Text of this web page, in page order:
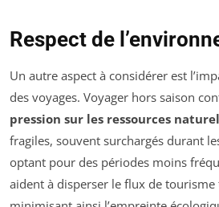
Respect de
Un autre aspect à considérer est
des voyages. Voyager hors saison
pression sur les ressources
fragiles, souvent surchargés durant
optant pour des périodes moins
aident à disperser le flux de tourisme